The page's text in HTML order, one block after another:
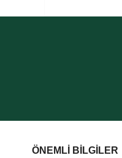
ÖNEMLİ BİLGİLER